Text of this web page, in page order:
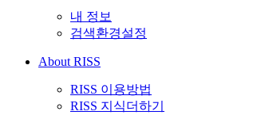
내 정보
검색환경설정
About RISS
RISS 이용방법
RISS 지식더하기